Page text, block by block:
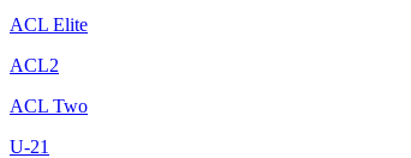
ACL Elite
ACL2
ACL Two
U-21